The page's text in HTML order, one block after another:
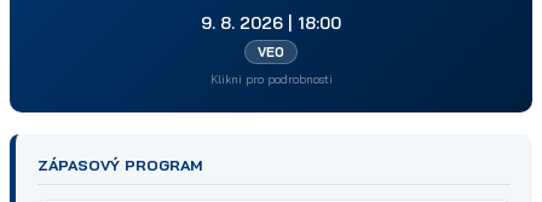
9. 8. 2026 | 18:00
VEO
Klikni pro podrobnosti
ZÁPASOVÝ PROGRAM